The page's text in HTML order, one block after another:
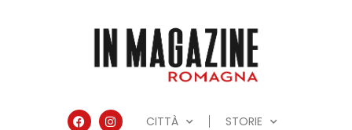
CITTÀ STORIE